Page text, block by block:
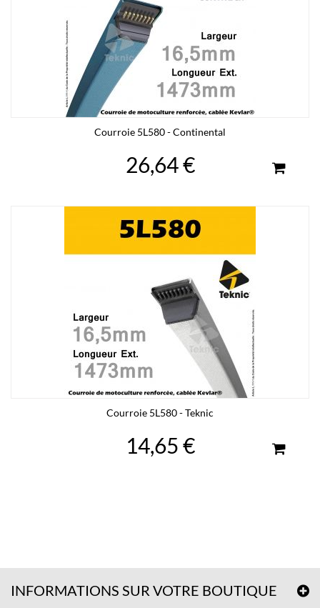
Courroie 5L580 - Continental
26,64 €
Courroie 5L580 - Teknic
14,65 €
INFORMATIONS SUR VOTRE BOUTIQUE